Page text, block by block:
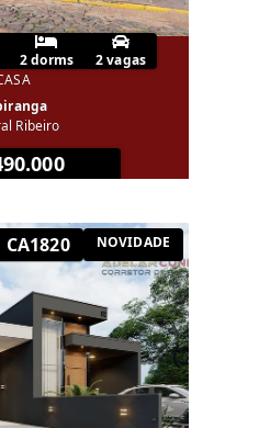
2 dorms
2 vagas
Ribeiro
CA1820 NOVIDADE